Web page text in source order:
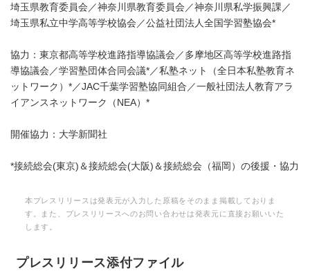
埼玉県教育委員会／神奈川県教育委員会／神奈川県私学振興課／
埼玉県私立中学高等学校協会／公益社団法人全国学習塾協会*
協力：東京都高等学校進路指導協議会／多摩地区高等学校進路指
導協議会／学習塾団体合同会議*／私塾ネット（全日本私塾教育ネ
ットワーク）*／JAC千葉学習塾協同組合／⼀般社団法⼈教育アラ
イアンスネットワーク（NEA）*
開催協力：大学新聞社
*接続総会(東京)＆接続総会(大阪)＆接続総会（福岡）の後援・協力
本プレスリリースは発表元が入力した原稿をそのまま掲載しておりま
す。また、プレスリリースへのお問い合わせは発表元に直接お願いいた
します。
プレスリリース添付ファイル